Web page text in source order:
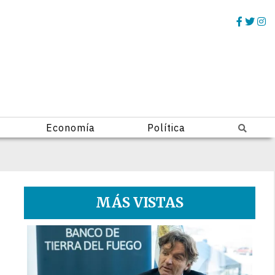
Economía Política
MÁS VISTAS
1